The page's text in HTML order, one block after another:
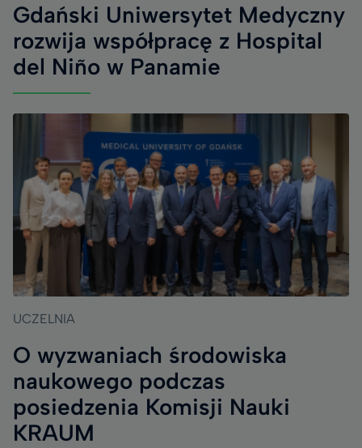
Gdański Uniwersytet Medyczny
rozwija współpracę z Hospital
del Niño w Panamie
UCZELNIA
O wyzwaniach środowiska
naukowego podczas
posiedzenia Komisji Nauki
KRAUM